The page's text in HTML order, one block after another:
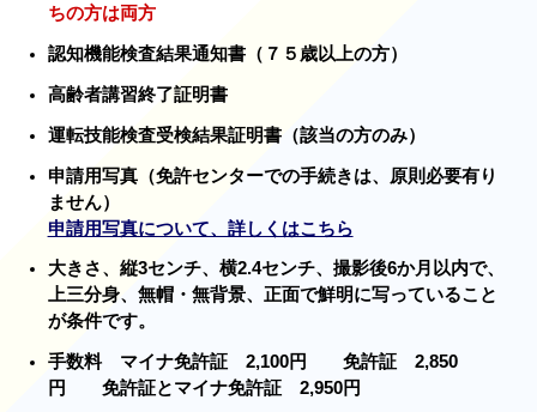
ちの方は両方
認知機能検査結果通知書（７５歳以上の方）
高齢者講習終了証明書
運転技能検査受検結果証明書（該当の方のみ）
申請用写真（免許センターでの手続きは、原則必要有り
ません）
申請用写真について、詳しくはこちら
大きさ、縦3センチ、横2.4センチ、撮影後6か月以内で、
上三分身、無帽・無背景、正面で鮮明に写っていること
が条件です。
手数料 マイナ免許証 2,100円 免許証 2,850
円 免許証とマイナ免許証 2,950円